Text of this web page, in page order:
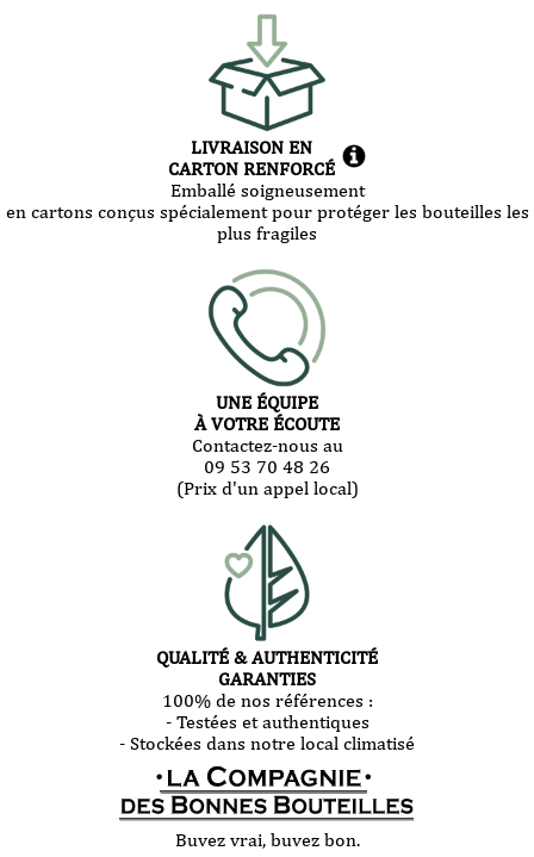
LIVRAISON EN
CARTON RENFORCÉ
Emballé soigneusement
en cartons conçus spécialement pour protéger les bouteilles les
plus fragiles
UNE ÉQUIPE
À VOTRE ÉCOUTE
Contactez-nous au
09 53 70 48 26
(Prix d'un appel local)
QUALITÉ & AUTHENTICITÉ
GARANTIES
100% de nos références :
- Testées et authentiques
- Stockées dans notre local climatisé
Buvez vrai, buvez bon.